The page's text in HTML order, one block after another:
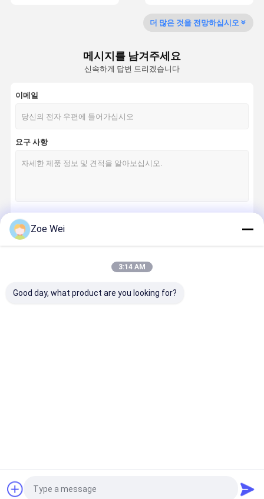
더 많은 것을 전망하십시오
메시지를 남겨주세요
신속하게 답변 드리겠습니다
이메일
요구 사항
Rubber & Plastic Co., Ltd. All Rights Reserved.
Zoe Wei
3:14 AM
Good day, what product are you looking for?